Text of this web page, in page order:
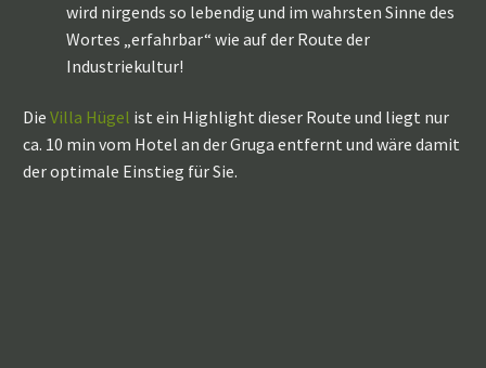
wird nirgends so lebendig und im wahrsten Sinne des
Wortes „erfahrbar“ wie auf der Route der
Industriekultur!
Die Villa Hügel ist ein Highlight dieser Route und liegt nur
ca. 10 min vom Hotel an der Gruga entfernt und wäre damit
der optimale Einstieg für Sie.